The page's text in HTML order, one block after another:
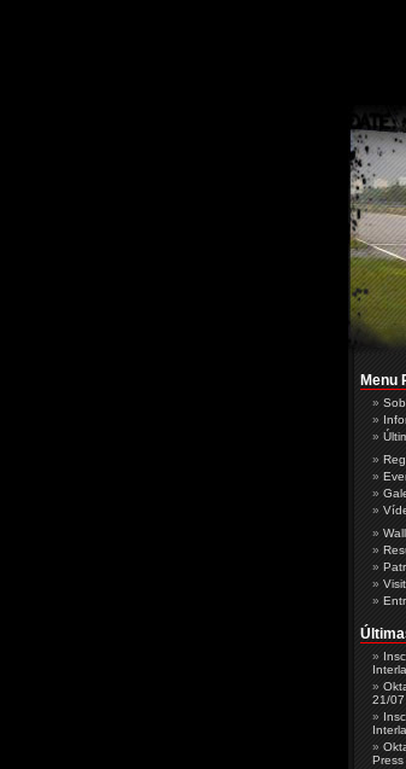
Menu
21/
Press